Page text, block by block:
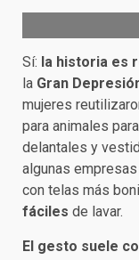
Sí: la historia es
la Gran
mujeres
para animales
delantales y
algunas empresas
con telas más
fáciles de lavar.
El gesto suele